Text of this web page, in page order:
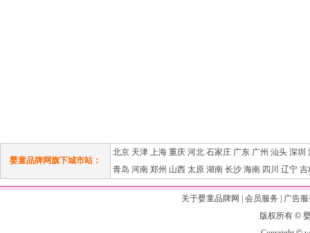
婴童品牌网旗下城市站：
北京 天津 上海 重庆 河北 石家庄 广东 广州 汕头 深圳
青岛 河南 郑州 山西 太原 湖南 长沙 海南 四川 辽宁 吉
关于婴童品牌网 会员服务
广告
版权所有 ©